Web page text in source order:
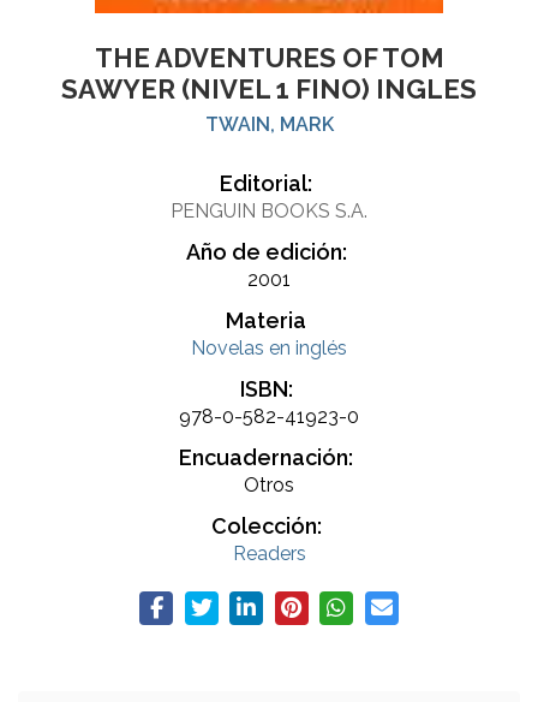
THE ADVENTURES OF TOM
SAWYER (NIVEL 1 FINO) INGLES
TWAIN, MARK
Editorial:
PENGUIN BOOKS S.A.
Año de edición:
2001
Materia
Novelas en inglés
ISBN:
978-0-582-41923-0
Encuadernación:
Otros
Colección:
Readers